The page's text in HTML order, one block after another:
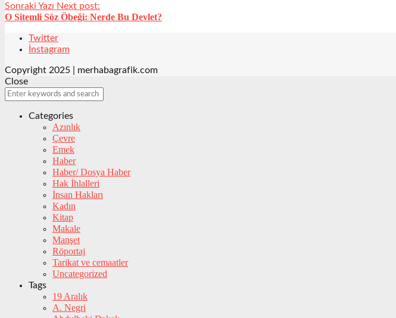
Sonraki Yazı Next post:
O Sitemli Söz Öbeği: Nerde Bu Devlet?
Twitter
İnstagram
Copyright 2025 | merhabagrafik.com
Close
Categories
Azınlık
Çevre
Emek
Haber
Haber/ Dosya Haber
Hak İhlalleri
İnsan Hakları
Kadın
Kitap
Makale
Manşet
Röportaj
Tarikat ve cemaatler
Uncategorized
Tags
19 Aralık
A. Negri